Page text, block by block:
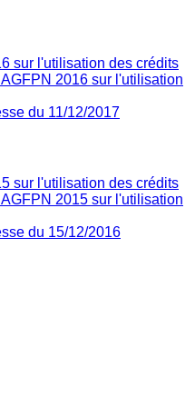
sur l'utilisation des crédits
2016 sur l'utilisation
du 11/12/2017
sur l'utilisation des crédits
2015 sur l'utilisation
du 15/12/2016